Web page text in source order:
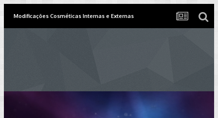
Modificações Cosméticas Internas e Externas